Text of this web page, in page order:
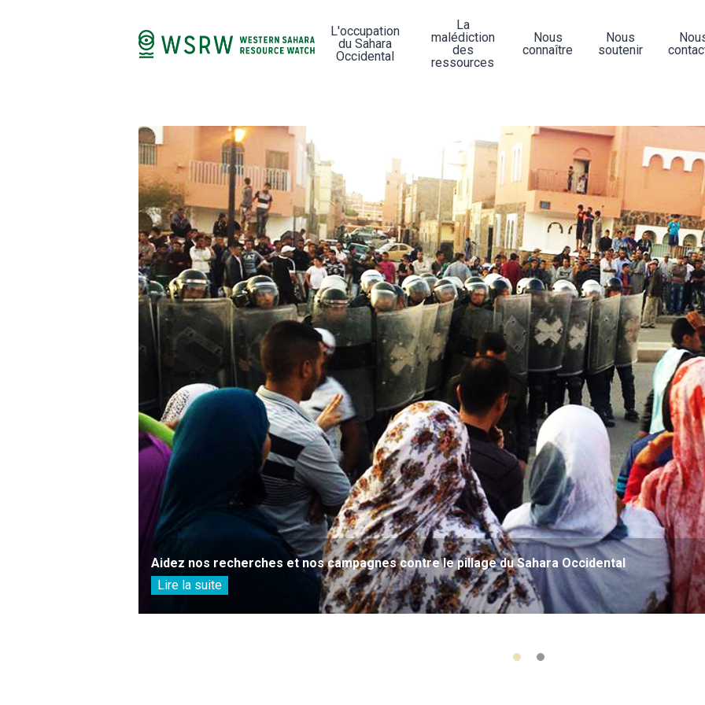
L'occupation
du Sahara
Occidental
La
malédiction
des
ressources
Nous
connaître
Nous
soutenir
Aidez nos recherches et nos campagnes contre le pillage du Sahara Occidental
Lire la suite